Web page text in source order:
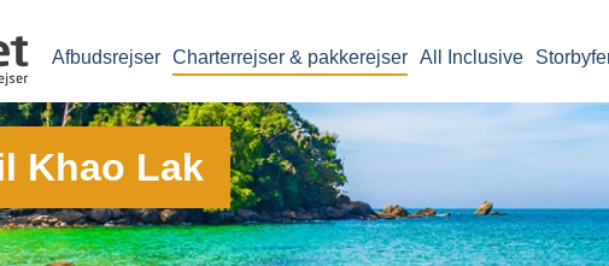
Afbudsrejser Charterrejser & pakkerejser All Inclusive
Khao Lak